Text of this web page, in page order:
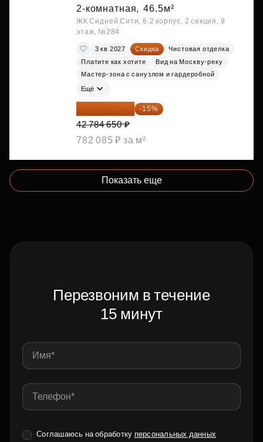
2-комнатная, 46.5м²
ЖК Сидней Сити, 6.2 корпус, 2 секция, 9
этаж, №284
3 кв 2027 Скидка
Чистовая отделка
Платите как хотите
Вид на Москву-реку
Мастер-зона с санузлом и гардеробной
Ещё
36 366 953 ₽ -15%
42 784 650 ₽
782 085 ₽ за м²
Показать еще
Перезвоним в течение
15 минут
Соглашаюсь на обработку персональных данных